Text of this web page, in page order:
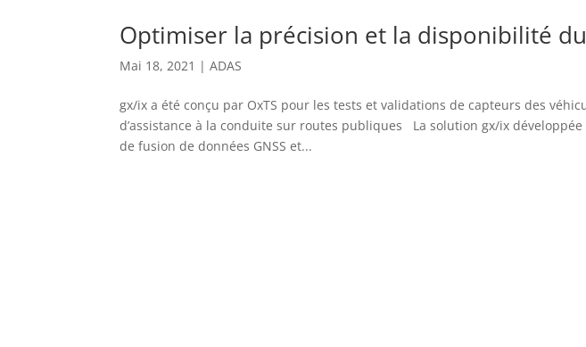
Optimiser la précision et la disponibilité
Mai 18, 2021 |ADAS
gx/ix a été conçu par OxTS pour les tests et validations de capteurs des
d’assistance à la conduite sur routes publiques La solution gx/ix
de fusion de données GNSS et...